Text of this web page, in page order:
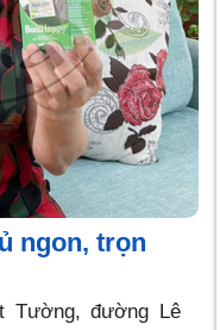
ngon, trọn
Tường, đường Lê